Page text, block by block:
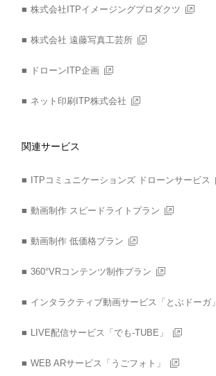
株式会社ITPイメージングプロダクツ
株式会社 遠藤写真工芸所
ドローンITP企画
ネット印刷ITP株式会社
関連サービス
ITPコミュニケーションズ ドローンサービス
動画制作 スピードライトプラン
動画制作 低価格プラン
360°VRコンテンツ制作プラン
インタラクティブ動画サービス「とぶドーガ」
LIVE配信サービス「でも-TUBE」
WEB ARサービス「うごフォト」